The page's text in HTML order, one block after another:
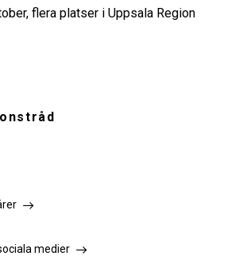
flera platser i Uppsala Region
medier